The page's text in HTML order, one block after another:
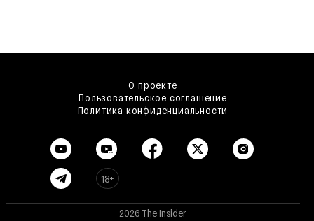
О проекте
Пользовательское соглашение
Политика конфиденциальности
18+
2026 The Insider